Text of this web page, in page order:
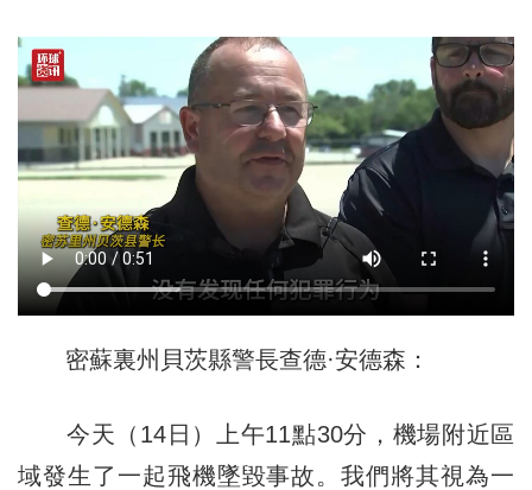
密蘇裏州貝茨縣警長查德·安德森：
今天（14日）上午11點30分，機場附近區
域發生了一起飛機墜毀事故。我們將其視為一